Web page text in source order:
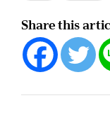
Share this